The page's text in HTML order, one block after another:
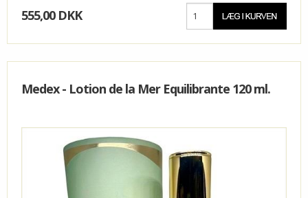
555,00 DKK
Medex - Lotion de la Mer Equilibrante 120 ml.